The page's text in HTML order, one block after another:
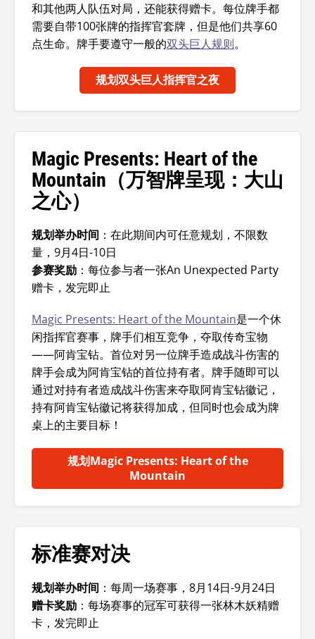
和其他两人队伍对局，还能获得赠卡。每位牌手都
需要自带100张牌的指挥官套牌，但是他们共享60
点生命。牌手要遵守一般的双头巨人规则。
规划双头巨人指挥官之夜
Magic Presents: Heart of the
Mountain（万智牌呈现：大山
之心）
规划举办时间 ：在此期间内可任意规划，不限数
量，9月4日-10日
参赛奖励 ：每位参与者一张An Unexpected Party
赠卡，发完即止
Magic Presents: Heart of the Mountain是一个休
闲指挥官赛事，牌手们相互竞争，夺取传奇宝物
——阿肯宝钻。首位对另一位牌手造成战斗伤害的
牌手会成为阿肯宝钻的首位持有者。牌手随即可以
通过对持有者造成战斗伤害来夺取阿肯宝钻徽记，
持有阿肯宝钻徽记将获得加成，但同时也会成为牌
桌上的主要目标！
规划Magic Presents: Heart of the
Mountain
标准赛对决
规划举办时间 ：每周一场赛事，8月14日-9月24日
赠卡奖励 ：每场赛事的冠军可获得一张林木妖精赠
卡，发完即止